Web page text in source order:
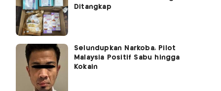
Ditangkap
Selundupkan Narkoba, Pilot
Malaysia Positif Sabu hingga
Kokain